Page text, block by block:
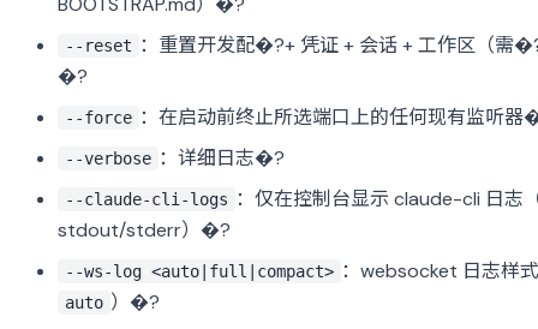
--reset ：重置开发配�?+ 凭证 + 会话 + 工作区（需
�?
--force ：在启动前终止所选端口上的任何现有监听器
--verbose ：详细日志�?
--claude-cli-logs ：仅在控制台显示 claude-cli 日志
stdout/stderr）�?
--ws-log <auto|full|compact> ：websocket 日志样
auto ）�?